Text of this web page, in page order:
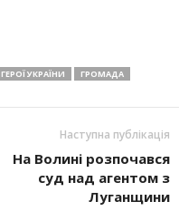
ГЕРОЇ УКРАЇНИ
ГРОМАДА
Наступна публікація
На Волині розпочався
суд над агентом з
Луганщини